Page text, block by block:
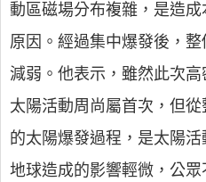
動區磁場分布複雜，是造
原因。經過集中爆發後，
減弱。他表示，雖然此次
太陽活動周尚屬首次，但
的太陽爆發過程，是太陽
地球造成的影響輕微，公眾